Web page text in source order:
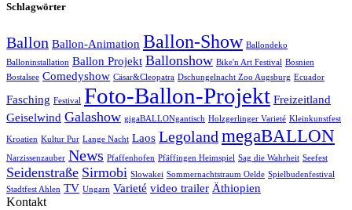
Schlagwörter
Ballon Ballon-Animation Ballon-Show Ballondeko
Balloninstallation Ballon Projekt Ballonshow Bike'n Art Festival Bosnien
Bostalsee Comedyshow Cäsar&Cleopatra Dschungelnacht Zoo Augsburg Ecuador
Fasching Festival Foto-Ballon-Projekt Freizeitland
Geiselwind Galashow gigaBALLONgantisch Holzgerlinger Varieté Kleinkunstfest
Kroatien Kultur Pur Lange Nacht Laos Legoland megaBALLON
Narzissenzauber News Pfaffenhofen Pfäffingen Heimspiel Sag die Wahrheit Seefest
Seidenstraße Sirmobi Slowakei Sommernachtstraum Oelde Spielbudenfestival
Stadtfest Ahlen TV Ungarn Varieté video trailer Äthiopien
Kontakt